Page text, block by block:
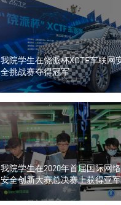
我院学生在饶派杯XCTF车联网
全挑战赛夺得冠军
我院学生在2020年首届国际网络
安全创新大赛总决赛上获得亚军